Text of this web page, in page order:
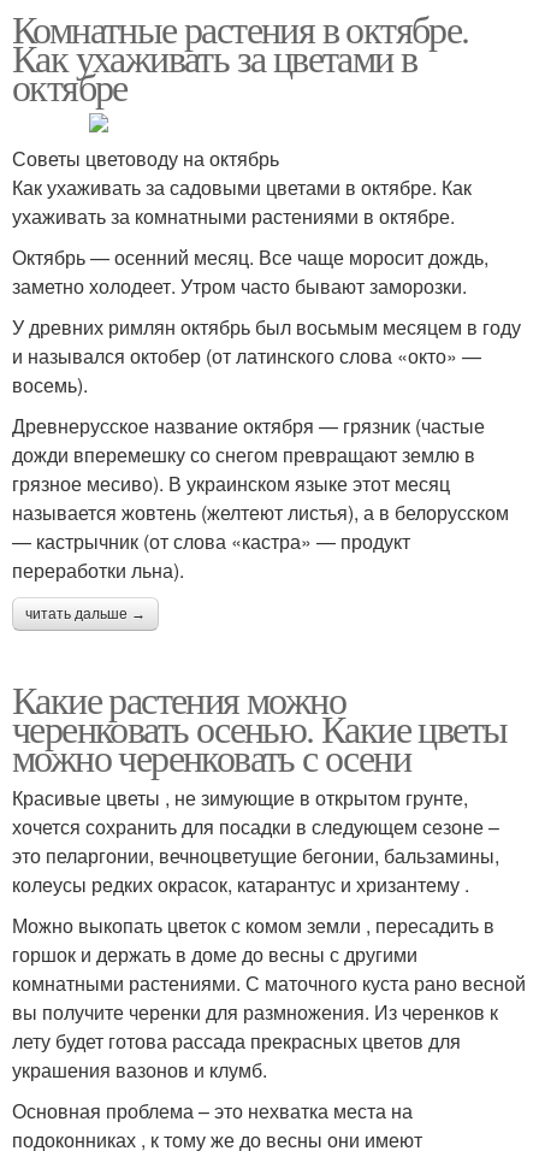
Комнатные растения в октябре.
Как ухаживать за цветами в
октябре
Советы цветоводу на октябрь
Как ухаживать за садовыми цветами в октябре. Как
ухаживать за комнатными растениями в октябре.
Октябрь — осенний месяц. Все чаще моросит дождь,
заметно холодеет. Утром часто бывают заморозки.
У древних римлян октябрь был восьмым месяцем в году
и назывался октобер (от латинского слова «окто» —
восемь).
Древнерусское название октября — грязник (частые
дожди вперемешку со снегом превращают землю в
грязное месиво). В украинском языке этот месяц
называется жовтень (желтеют листья), а в белорусском
— кастрычник (от слова «кастра» — продукт
переработки льна).
читать дальше →
Какие растения можно
черенковать осенью. Какие цветы
можно черенковать с осени
Красивые цветы , не зимующие в открытом грунте,
хочется сохранить для посадки в следующем сезоне –
это пеларгонии, вечноцветущие бегонии, бальзамины,
колеусы редких окрасок, катарантус и хризантему .
Можно выкопать цветок с комом земли , пересадить в
горшок и держать в доме до весны с другими
комнатными растениями. С маточного куста рано весной
вы получите черенки для размножения. Из черенков к
лету будет готова рассада прекрасных цветов для
украшения вазонов и клумб.
Основная проблема – это нехватка места на
подоконниках , к тому же до весны они имеют